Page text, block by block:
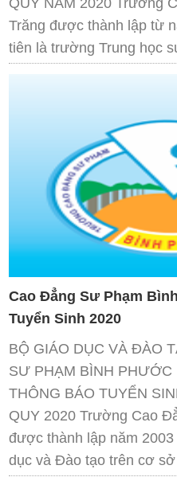
QUY NĂM 2020 Trường
Trăng được thành lập từ
tiên là trường Trung học
Cao Đẳng Sư Phạm
Tuyển Sinh 2020
BỘ GIÁO DỤC VÀ ĐÀO
SƯ PHẠM BÌNH
THÔNG BÁO TUYỂN
QUY 2020 Trường Cao
được thành lập năm
dục và Đào tạo trên cơ